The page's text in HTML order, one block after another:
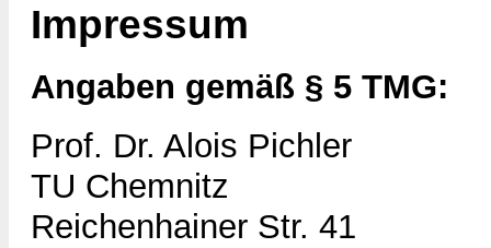
Impressum
Angaben gemäß § 5 TMG:
Prof. Dr. Alois Pichler
TU Chemnitz
Reichenhainer Str. 41